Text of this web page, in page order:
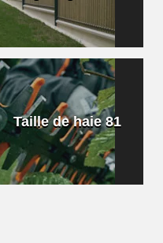
Taille de haie 81